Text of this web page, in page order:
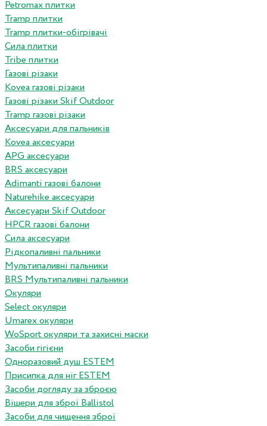
Petromax плитки
Tramp плитки
Tramp плитки-обігрівачі
Сила плитки
Tribe плитки
Газові різаки
Kovea газові різаки
Газові різаки Skif Outdoor
Tramp газові різаки
Аксесуари для пальників
Kovea аксесуари
APG аксесуари
BRS аксесуари
Adimanti газові балони
Naturehike аксесуари
Аксесуари Skif Outdoor
HPCR газові балони
Сила аксесуари
Рідкопаливні пальники
Мультипаливні пальники
BRS Мультипаливні пальники
Окуляри
Select окуляри
Umarex окуляри
WoSport окуляри та захисні маски
Засоби гігієни
Одноразовий душ ESTEM
Присипка для ніг ESTEM
Засоби догляду за зброєю
Вішери для зброї Ballistol
Засоби для чищення зброї